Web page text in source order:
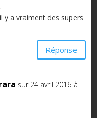
y a vraiment des supers
Réponse
sur 24 avril 2016 à